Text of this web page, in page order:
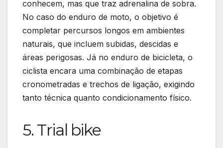
conhecem, mas que traz adrenalina de sobra.
No caso do enduro de moto, o objetivo é
completar percursos longos em ambientes
naturais, que incluem subidas, descidas e
áreas perigosas. Já no enduro de bicicleta, o
ciclista encara uma combinação de etapas
cronometradas e trechos de ligação, exigindo
tanto técnica quanto condicionamento físico.
5. Trial bike